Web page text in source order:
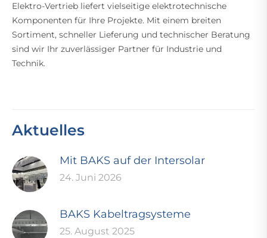
Elektro-Vertrieb liefert vielseitige elektrotechnische
Komponenten für Ihre Projekte. Mit einem breiten
Sortiment, schneller Lieferung und technischer Beratung
sind wir Ihr zuverlässiger Partner für Industrie und
Technik.
Aktuelles
Mit BAKS auf der Intersolar
24. Juni 2026
BAKS Kabeltragsysteme
25. August 2025